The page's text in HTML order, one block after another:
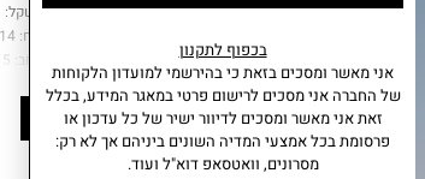
משקל: 1
נפח: 0.14
רוחב: 5 סמ I עומק: 21 סמ I גובה: 11.5 סמ
עוד
בכפוף לתקנון
אני מאשר ומסכים בזאת כי בהירשמי למועדון הלקוחות
של החברה אני מסכים לרישום פרטי במאגר המידע, בכלל
זאת אני מאשר ומסכים לדיוור ישיר של כל עדכון או
פרסומת בכל אמצעי המדיה השונים ביניהם אך לא רק:
מסרונים, וואטסאפ דוא"ל ועוד.